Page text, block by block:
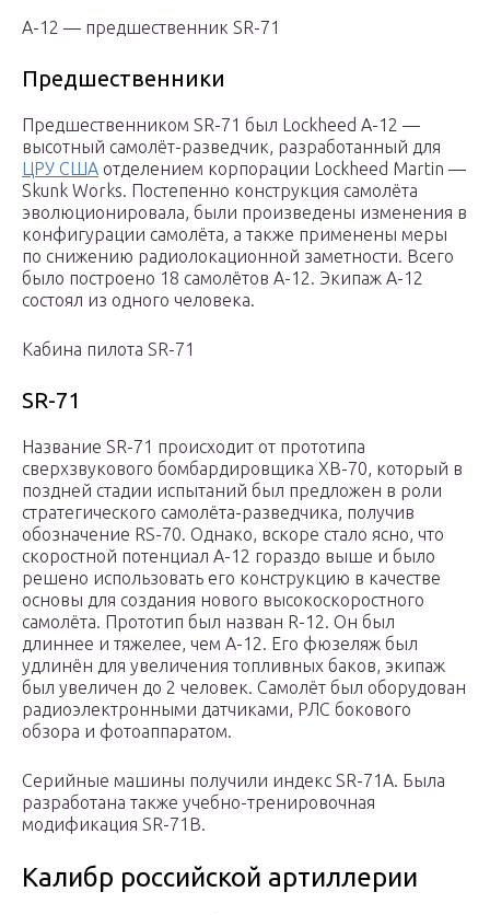
A-12 — предшественник SR-71
Предшественники
Предшественником SR-71 был Lockheed A-12 —
высотный самолёт-разведчик, разработанный для
ЦРУ США отделением корпорации Lockheed Martin —
Skunk Works. Постепенно конструкция самолёта
эволюционировала, были произведены изменения в
конфигурации самолёта, а также применены меры
по снижению радиолокационной заметности. Всего
было построено 18 самолётов A-12. Экипаж A-12
состоял из одного человека.
Кабина пилота SR-71
SR-71
Название SR-71 происходит от прототипа
сверхзвукового бомбардировщика XB-70, который в
поздней стадии испытаний был предложен в роли
стратегического самолёта-разведчика, получив
обозначение RS-70. Однако, вскоре стало ясно, что
скоростной потенциал A-12 гораздо выше и было
решено использовать его конструкцию в качестве
основы для создания нового высокоскоростного
самолёта. Прототип был назван R-12. Он был
длиннее и тяжелее, чем A-12. Его фюзеляж был
удлинён для увеличения топливных баков, экипаж
был увеличен до 2 человек. Самолёт был оборудован
радиоэлектронными датчиками, РЛС бокового
обзора и фотоаппаратом.
Серийные машины получили индекс SR-71A. Была
разработана также учебно-тренировочная
модификация SR-71B.
Калибр российской артиллерии